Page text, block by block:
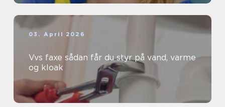
03. April 2026
Vvs faxe sådan får du styr på vand, varme
og kloak